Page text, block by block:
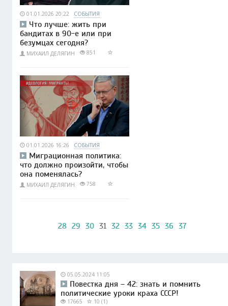
01.01.2026 20:22 СОБЫТИЯ
Что лучше: жить при
бандитах в 90-е или при
безумцах сегодня?
МИХАИЛ ДЕЛЯГИН 851
01.01.2026 16:26 СОБЫТИЯ
Миграционная политика:
что должно произойти, чтобы
она поменялась?
МИХАИЛ ДЕЛЯГИН 758
28 29 30 31 32 33 34 35 36 37
05.05.2024 11:05
Повестка дня – 42: знать и помнить
политические уроки краха СССР!
17665 10 (1)